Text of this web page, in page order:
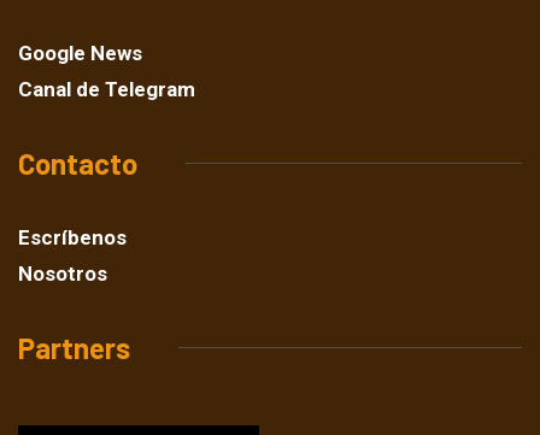
Google News
Canal de Telegram
Contacto
Escríbenos
Nosotros
Partners